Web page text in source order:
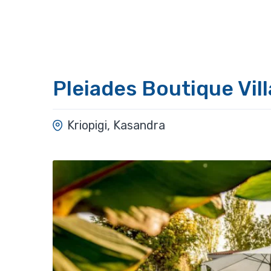
Pleiades Boutique
Kriopigi, Kasandra